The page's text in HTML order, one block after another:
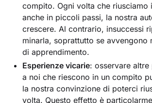
compito. Ogni volta che riusciamo
anche in piccoli passi, la nostra
crescere. Al contrario, insuccessi
minarla, soprattutto se avvengono
di apprendimento.
Esperienze vicarie: osservare altre
a noi che riescono in un compito
la nostra convinzione di poterci
volta. Questo effetto è